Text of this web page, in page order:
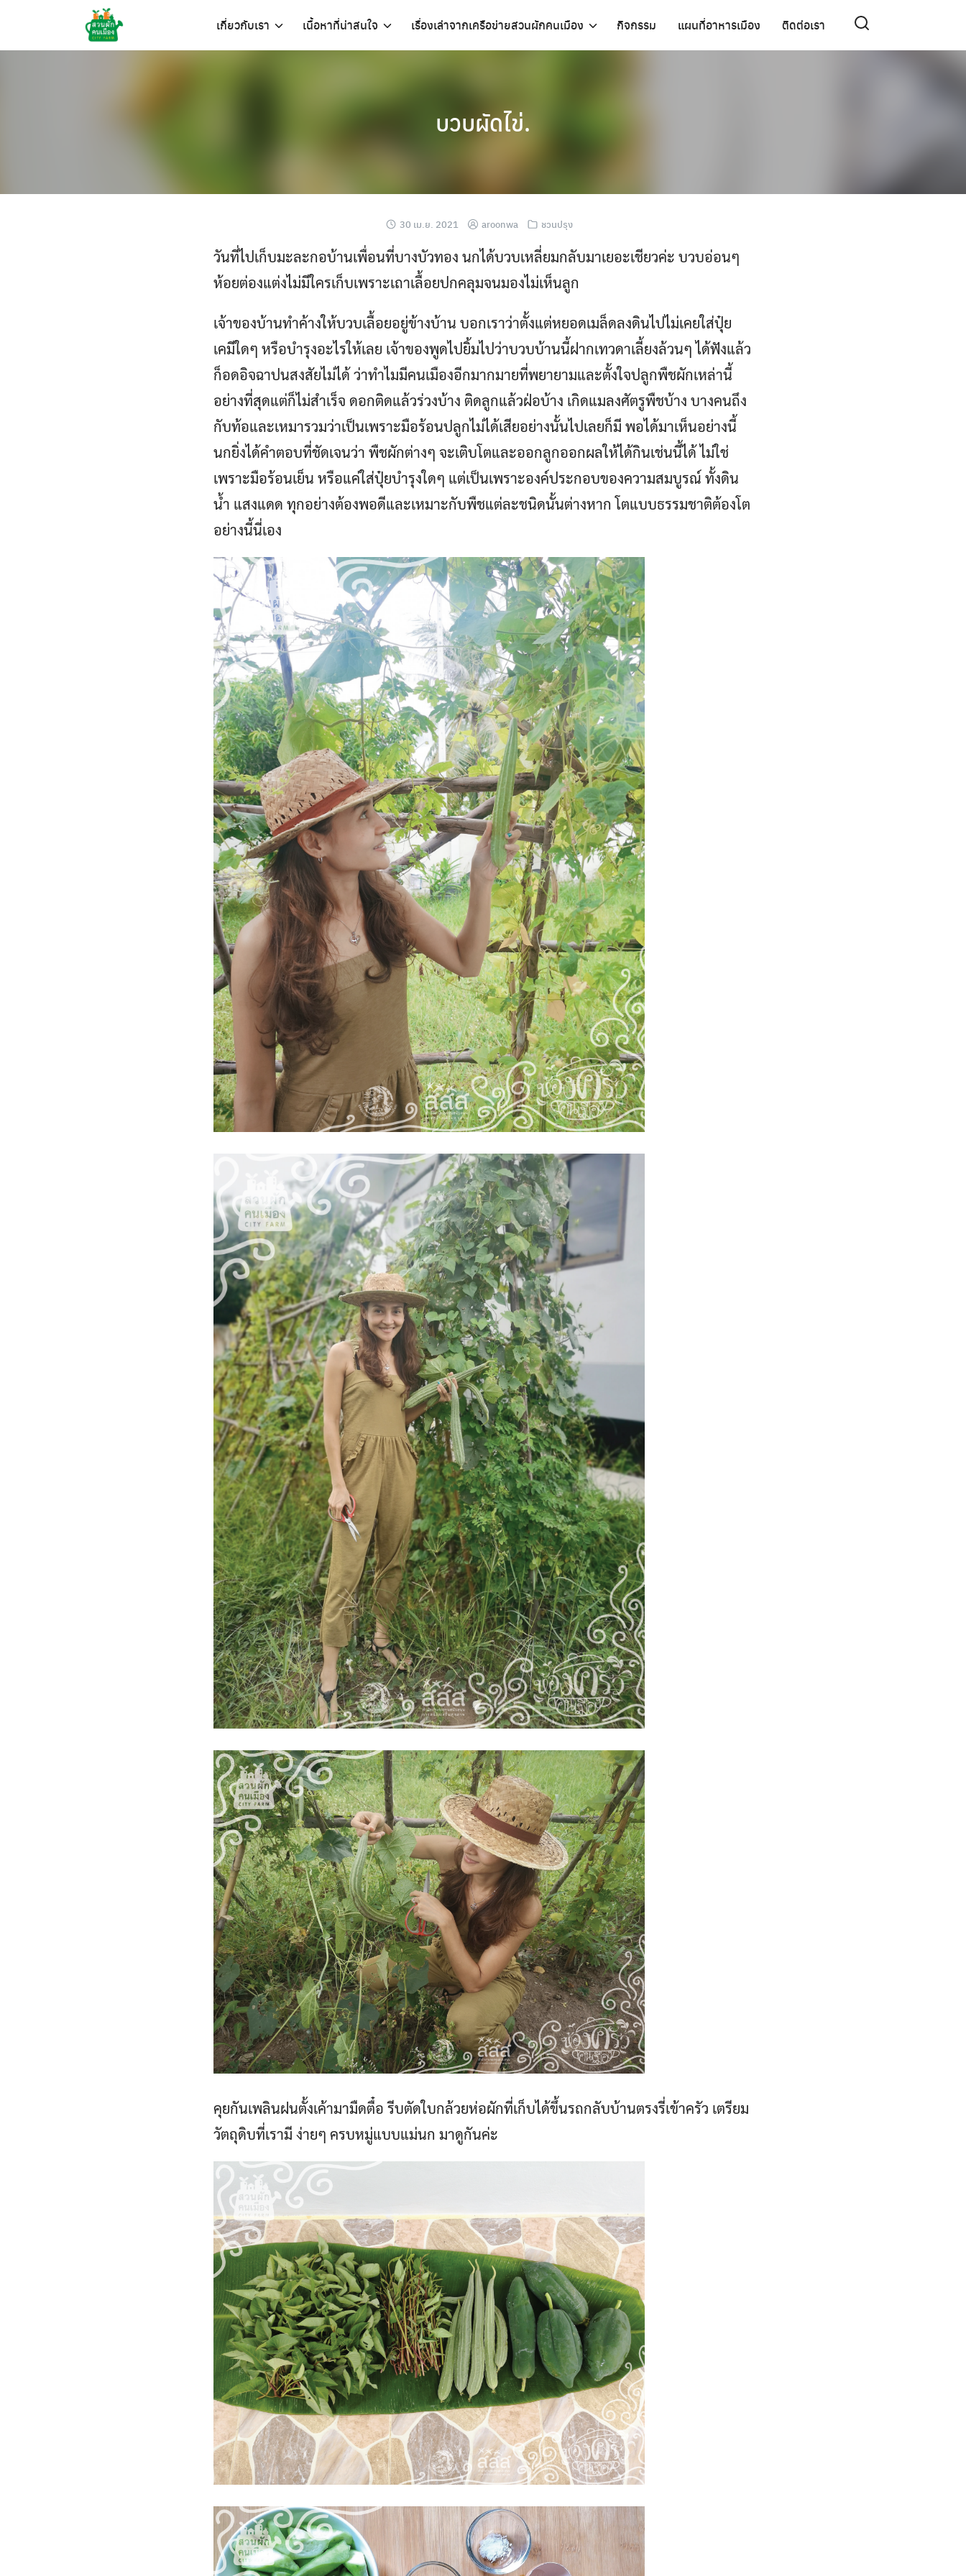
เกี่ยวกับเรา เนื้อหาที่น่าสนใจ เรื่องเล่าจากเครือข่ายสวนผักคนเมือง กิจกรรม แผนที่อาหารเมือง ติดต่อเรา
Search
for: Search
บวบผัดไข่​.
30 เม.ย. 2021 aroonwa ชวนปรุง
วันที่ไปเก็บมะละกอบ้านเพื่อนที่บางบัวทอง นกได้บวบเหลี่ยมกลับมาเยอะเชียวค่ะ บวบอ่อนๆ
ห้อยต่องแต่งไม่มีใครเก็บเพราะเถาเลื้อยปกคลุมจนมองไม่เห็นลูก
เจ้าของบ้านทำค้างให้บวบเลื้อยอยู่ข้างบ้าน บอกเราว่าตั้งแต่หยอดเมล็ดลงดินไปไม่เคยใส่ปุ๋ย
เคมีใดๆ หรือบำรุงอะไรให้เลย เจ้าของพูดไปยิ้มไปว่าบวบบ้านนี้ฝากเทวดาเลี้ยงล้วนๆ ได้ฟังแล้ว
ก็อดอิจฉาปนสงสัยไม่ได้ ว่าทำไมมีคนเมืองอีกมากมายที่พยายามและตั้งใจปลูกพืชผักเหล่านี้
อย่างที่สุดแต่ก็ไม่สำเร็จ ดอกติดแล้วร่วงบ้าง ติดลูกแล้วฝ่อบ้าง เกิดแมลงศัตรูพืชบ้าง บางคนถึง
กับท้อและเหมารวมว่าเป็นเพราะมือร้อนปลูกไม่ได้เสียอย่างนั้นไปเลยก็มี พอได้มาเห็นอย่างนี้
นกยิ่งได้คำตอบที่ชัดเจนว่า พืชผักต่างๆ จะเติบโตและออกลูกออกผลให้ได้กินเช่นนี้ได้ ไม่ใช่
เพราะมือร้อนเย็น หรือแค่ใส่ปุ๋ยบำรุงใดๆ แต่เป็นเพราะองค์ประกอบของความสมบูรณ์ ทั้งดิน
น้ำ แสงแดด ทุกอย่างต้องพอดีและเหมาะกับพืชแต่ละชนิดนั้นต่างหาก โตแบบธรรมชาติต้องโต
อย่างนี้นี่เอง
คุยกันเพลินฝนตั้งเค้ามามืดตื๋อ รีบตัดใบกล้วยห่อผักที่เก็บได้ขึ้นรถกลับบ้านตรงรี่เข้าครัว เตรียม
วัตถุดิบที่เรามี ง่ายๆ ครบหมู่แบบแม่นก มาดูกันค่ะ